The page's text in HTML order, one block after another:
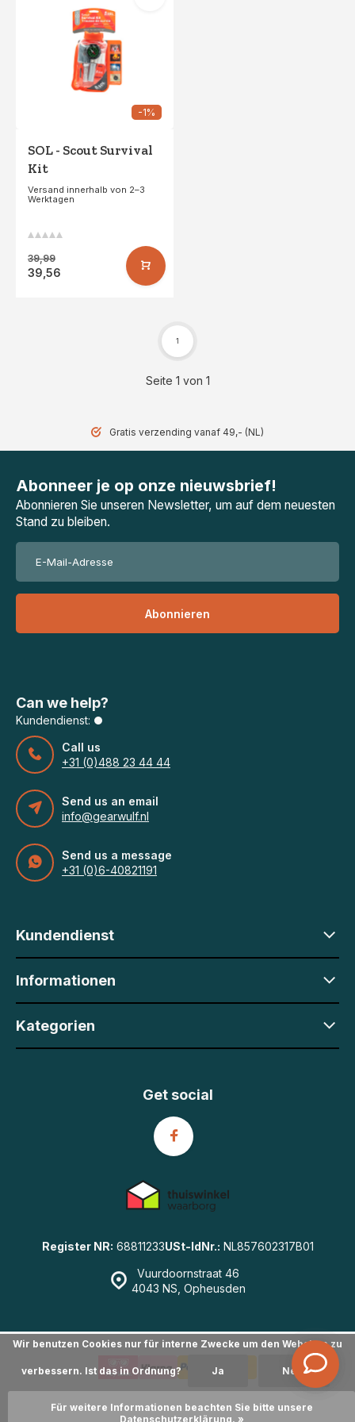
-1%
SOL - Scout Survival
Kit
Versand innerhalb von 2–3
Werktagen
39,99
39,56
Seite 1 von 1
1
Gratis verzending vanaf 49,- (NL)
Abonneer je op onze nieuwsbrief!
Abonnieren Sie unseren Newsletter, um auf dem neuesten
Stand zu bleiben.
Abonnieren
Can we help?
Kundendienst:
Call us
+31 (0)488 23 44 44
Send us an email
info@gearwulf.nl
Send us a message
+31 (0)6-40821191
Kundendienst
Informationen
Kategorien
Vuurdoornstraat 46
4043 NS, Opheusden
Register NR: 68811233USt-IdNr.: NL857602317B01
Get social
Wir benutzen Cookies nur für interne Zwecke um den Webshop zu
verbessern. Ist das in Ordnung? Ja Nein
Für weitere Informationen beachten Sie bitte unsere
Datenschutzerklärung. »